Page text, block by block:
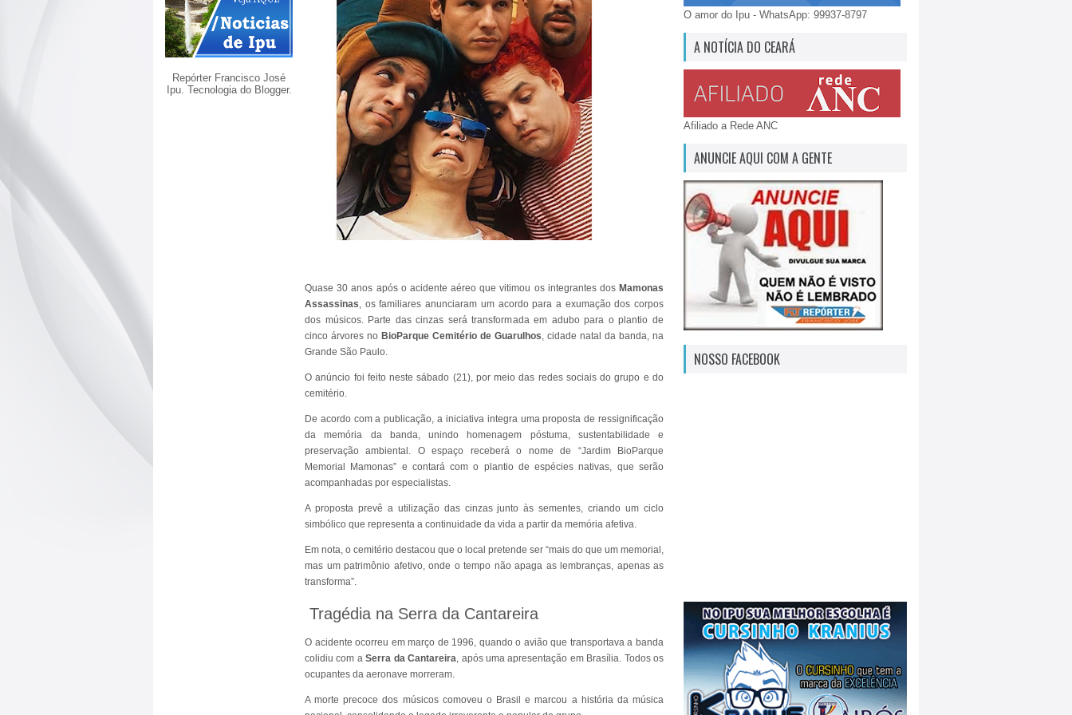
Repórter Francisco José
Ipu. Tecnologia do Blogger.
Quase 30 anos após o acidente aéreo que vitimou os integrantes dos Mamonas
Assassinas, os familiares anunciaram um acordo para a exumação dos corpos
dos músicos. Parte das cinzas será transformada em adubo para o plantio de
cinco árvores no BioParque Cemitério de Guarulhos, cidade natal da banda, na
Grande São Paulo.
O anúncio foi feito neste sábado (21), por meio das redes sociais do grupo e do
cemitério.
De acordo com a publicação, a iniciativa integra uma proposta de ressignificação
da memória da banda, unindo homenagem póstuma, sustentabilidade e
preservação ambiental. O espaço receberá o nome de “Jardim BioParque
Memorial Mamonas” e contará com o plantio de espécies nativas, que serão
acompanhadas por especialistas.
A proposta prevê a utilização das cinzas junto às sementes, criando um ciclo
simbólico que representa a continuidade da vida a partir da memória afetiva.
Em nota, o cemitério destacou que o local pretende ser “mais do que um memorial,
mas um patrimônio afetivo, onde o tempo não apaga as lembranças, apenas as
transforma”.
Tragédia na Serra da Cantareira
O acidente ocorreu em março de 1996, quando o avião que transportava a banda
colidiu com aSerra da Cantareira, após uma apresentação em Brasília. Todos os
ocupantes da aeronave morreram.
A morte precoce dos músicos comoveu o Brasil e marcou a história da música
O amor do Ipu - WhatsApp: 99937-8797
A NOTÍCIA DO CEARÁ
Afiliado a Rede ANC
ANUNCIE AQUI COM A GENTE
NOSSO FACEBOOK